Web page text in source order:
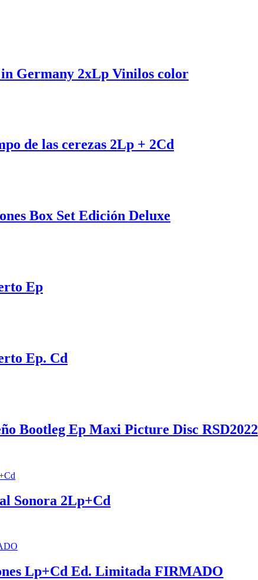
Germany 2xLp Vinilos color
de las cerezas 2Lp + 2Cd
Box Set Edición Deluxe
Ep
Ep. Cd
Bootleg Ep Maxi Picture Disc RSD2022
Sonora 2Lp+Cd
Lp+Cd Ed. Limitada FIRMADO